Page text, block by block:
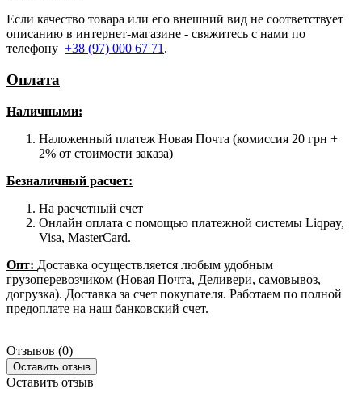
Если качество товара или его внешний вид не соответствует
описанию в интернет-магазине - свяжитесь с нами по
телефону +38 (97) 000 67 71 .
Оплата
Наличными:
Наложенный платеж Новая Почта (комиссия 20 грн +
2% от стоимости заказа)
Безналичный расчет:
На расчетный счет
Онлайн оплата с помощью платежной системы Liqpay,
Visa, MasterCard.
Опт: Доставка осуществляется любым удобным
грузоперевозчиком (Новая Почта, Деливери, самовывоз,
догрузка). Доставка за счет покупателя. Работаем по полной
предоплате на наш банковский счет.
Отзывов (0)
Оставить отзыв
Оставить отзыв